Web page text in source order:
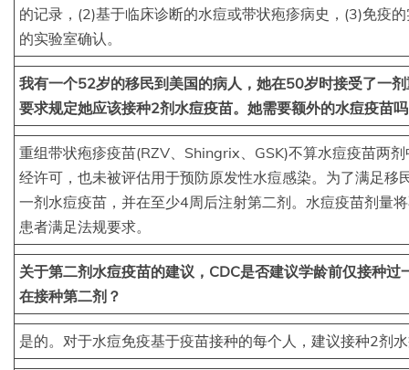
的记录，(2)基于临床诊断的水痘或带状疱疹病史，(3)免疫
的实验室确认。
我有一个52岁的移民到美国的病人，她在50岁时接受了一
要求规定她应该接种2剂水痘疫苗。她需要额外的水痘疫苗
重组带状疱疹疫苗(RZV、Shingrix、GSK)不算水痘疫苗两
经许可，也未被评估用于预防原发性水痘感染。为了满足移
一剂水痘疫苗，并在至少4周后注射第二剂。水痘疫苗剂量
患者满足法规要求。
关于第二剂水痘疫苗的建议，CDC是否建议学龄前仅接种过
在接种第二剂？
是的。对于水痘免疫基于疫苗接种的每个人，建议接种2剂